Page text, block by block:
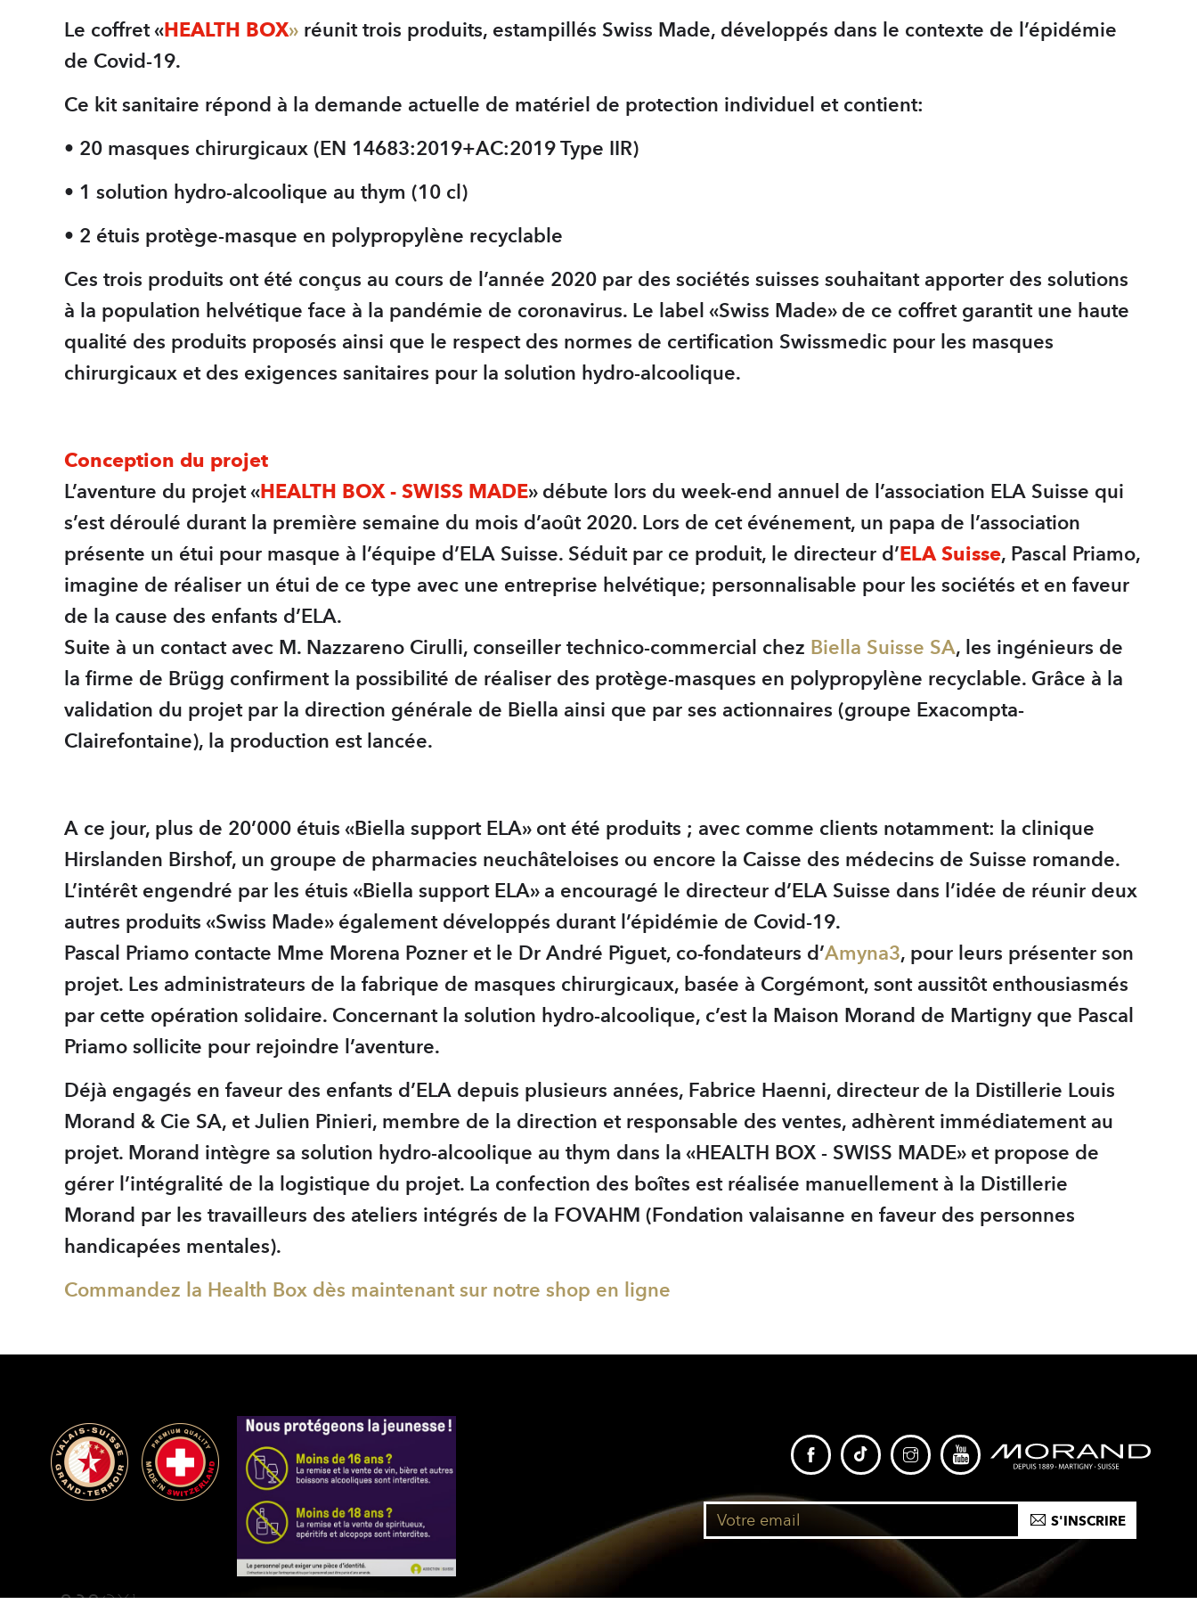
Le coffret «HEALTH BOX» réunit trois produits, estampillés Swiss Made, développés dans le contexte de l’épidémie
de Covid-19.
Ce kit sanitaire répond à la demande actuelle de matériel de protection individuel et contient:
• 20 masques chirurgicaux (EN 14683:2019+AC:2019 Type IIR)
• 1 solution hydro-alcoolique au thym (10 cl)
• 2 étuis protège-masque en polypropylène recyclable
Ces trois produits ont été conçus au cours de l’année 2020 par des sociétés suisses souhaitant apporter des solutions
à la population helvétique face à la pandémie de coronavirus. Le label «Swiss Made» de ce coffret garantit une haute
qualité des produits proposés ainsi que le respect des normes de certification Swissmedic pour les masques
chirurgicaux et des exigences sanitaires pour la solution hydro-alcoolique.
Conception du projet
L’aventure du projet «HEALTH BOX - SWISS MADE» débute lors du week-end annuel de l’association ELA Suisse qui
s’est déroulé durant la première semaine du mois d’août 2020. Lors de cet événement, un papa de l’association
présente un étui pour masque à l’équipe d’ELA Suisse. Séduit par ce produit, le directeur d’ELA Suisse, Pascal Priamo,
imagine de réaliser un étui de ce type avec une entreprise helvétique; personnalisable pour les sociétés et en faveur
de la cause des enfants d’ELA.
Suite à un contact avec M. Nazzareno Cirulli, conseiller technico-commercial chez Biella Suisse SA, les ingénieurs de
la firme de Brügg confirment la possibilité de réaliser des protège-masques en polypropylène recyclable. Grâce à la
validation du projet par la direction générale de Biella ainsi que par ses actionnaires (groupe Exacompta-
Clairefontaine), la production est lancée.
A ce jour, plus de 20’000 étuis «Biella support ELA» ont été produits ; avec comme clients notamment: la clinique
Hirslanden Birshof, un groupe de pharmacies neuchâteloises ou encore la Caisse des médecins de Suisse romande.
L’intérêt engendré par les étuis «Biella support ELA» a encouragé le directeur d’ELA Suisse dans l’idée de réunir deux
autres produits «Swiss Made» également développés durant l’épidémie de Covid-19.
Pascal Priamo contacte Mme Morena Pozner et le Dr André Piguet, co-fondateurs d’Amyna3, pour leurs présenter son
projet. Les administrateurs de la fabrique de masques chirurgicaux, basée à Corgémont, sont aussitôt enthousiasmés
par cette opération solidaire. Concernant la solution hydro-alcoolique, c’est la Maison Morand de Martigny que Pascal
Priamo sollicite pour rejoindre l’aventure.
Déjà engagés en faveur des enfants d’ELA depuis plusieurs années, Fabrice Haenni, directeur de la Distillerie Louis
Morand & Cie SA, et Julien Pinieri, membre de la direction et responsable des ventes, adhèrent immédiatement au
projet. Morand intègre sa solution hydro-alcoolique au thym dans la «HEALTH BOX - SWISS MADE» et propose de
gérer l’intégralité de la logistique du projet. La confection des boîtes est réalisée manuellement à la Distillerie
Morand par les travailleurs des ateliers intégrés de la FOVAHM (Fondation valaisanne en faveur des personnes
handicapées mentales).
Commandez la Health Box dès maintenant sur notre shop en ligne
S'INSCRIRE